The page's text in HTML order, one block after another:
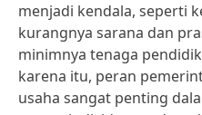
menjadi kendala, seperti
kurangnya sarana dan
minimnya tenaga
karena itu, peran
usaha sangat penting